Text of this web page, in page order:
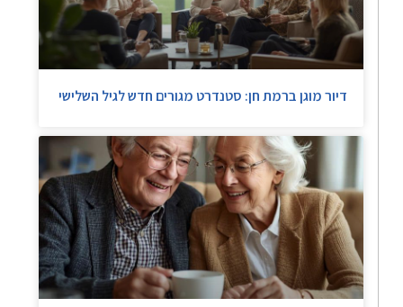
דיור מוגן ברמת חן: סטנדרט מגורים חדש לגיל השלישי